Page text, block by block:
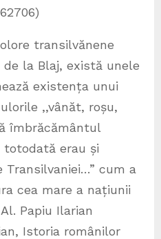
transilvănene
la Blaj, există unele
existența unui
,,vânăt, roșu,
îmbrăcământul
totodată erau și
cum a
cea mare a națiunii
Papiu Ilarian
Istoria românilor